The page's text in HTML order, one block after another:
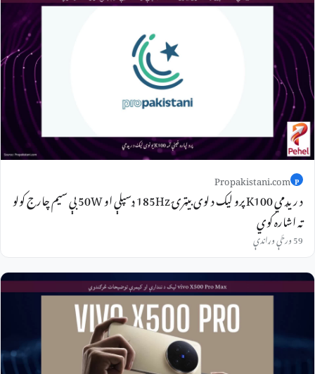
P
Propakistani.com
د ریډمي K100 پرو لیک د لوی بیټرۍ 185Hz ډسپلې او 50W بې سیم چارج کولو
ته اشاره کوي
59 ورځې وړاندې